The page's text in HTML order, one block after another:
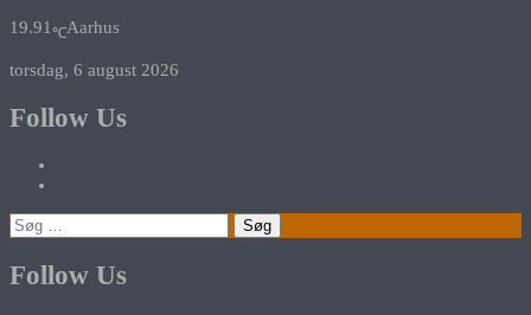
19.91 ℃Aarhus
torsdag, 6 august 2026
Follow Us
Søg
efter:
Follow Us